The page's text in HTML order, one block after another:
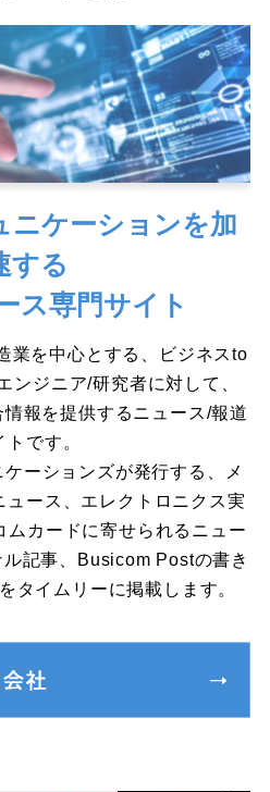
ニケーションを加
する
ス専門サイト
業を中心とする、ビジネスto
ンジニア/研究者に対して、
報を提供するニュース/報道
トです。
ーションズが発行する、メ
ュース、エレクトロニクス実
ムカードに寄せられるニュー
記事、Busicom Postの書き
タイムリーに掲載します。